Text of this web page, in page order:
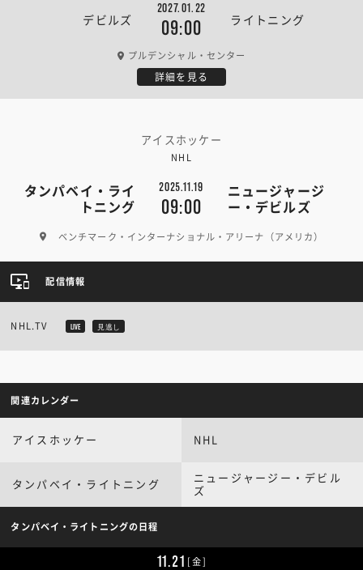
デビルズ
2027.01.22
09:00 ライトニング
プルデンシャル・センター
詳細を見る
アイスホッケー
NHL
タンパベイ・ライ
トニング
2025.11.19
09:00
ニュージャージ
ー・デビルズ
ベンチマーク・インターナショナル・アリーナ（アメリカ）
配信情報
NHL.TV LIVE 見逃し
関連カレンダー
アイスホッケー NHL
タンパベイ・ライトニング
ニュージャージー・デビル
ズ
タンパベイ・ライトニングの日程
11.21 [金]